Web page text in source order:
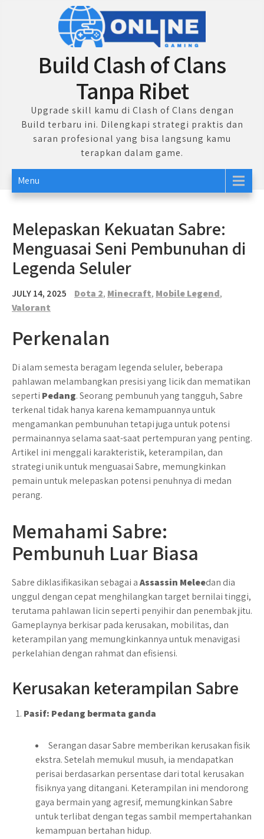
Build Clash of Clans
Tanpa Ribet
Upgrade skill kamu di Clash of Clans dengan
Build terbaru ini. Dilengkapi strategi praktis dan
saran profesional yang bisa langsung kamu
terapkan dalam game.
Menu
Melepaskan Kekuatan Sabre:
Menguasai Seni Pembunuhan di
Legenda Seluler
JULY 14, 2025 Dota 2, Minecraft, Mobile Legend,
Valorant
Perkenalan
Di alam semesta beragam legenda seluler, beberapa
pahlawan melambangkan presisi yang licik dan mematikan
seperti Pedang. Seorang pembunuh yang tangguh, Sabre
terkenal tidak hanya karena kemampuannya untuk
mengamankan pembunuhan tetapi juga untuk potensi
permainannya selama saat-saat pertempuran yang penting.
Artikel ini menggali karakteristik, keterampilan, dan
strategi unik untuk menguasai Sabre, memungkinkan
pemain untuk melepaskan potensi penuhnya di medan
perang.
Memahami Sabre:
Pembunuh Luar Biasa
Sabre diklasifikasikan sebagai aAssassin Meleedan dia
unggul dengan cepat menghilangkan target bernilai tinggi,
terutama pahlawan licin seperti penyihir dan penembak jitu.
Gameplaynya berkisar pada kerusakan, mobilitas, dan
keterampilan yang memungkinkannya untuk menavigasi
perkelahian dengan rahmat dan efisiensi.
Kerusakan keterampilan Sabre
Pasif: Pedang bermata ganda
Serangan dasar Sabre memberikan kerusakan fisik
ekstra. Setelah memukul musuh, ia mendapatkan
perisai berdasarkan persentase dari total kerusakan
fisiknya yang ditangani. Keterampilan ini mendorong
gaya bermain yang agresif, memungkinkan Sabre
untuk terlibat dengan tegas sambil mempertahankan
kemampuan bertahan hidup.